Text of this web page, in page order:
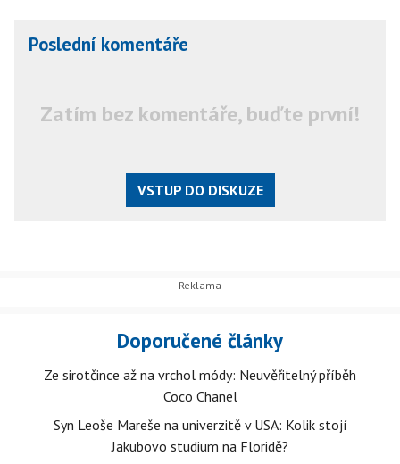
Poslední komentáře
Zatím bez komentáře, buďte první!
VSTUP DO DISKUZE
Doporučené články
Ze sirotčince až na vrchol módy: Neuvěřitelný příběh
Coco Chanel
Syn Leoše Mareše na univerzitě v USA: Kolik stojí
Jakubovo studium na Floridě?